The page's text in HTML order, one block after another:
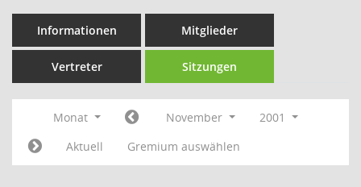
Informationen Mitglieder
Vertreter Sitzungen
Monat November
2001
Aktuell
Gremium auswählen